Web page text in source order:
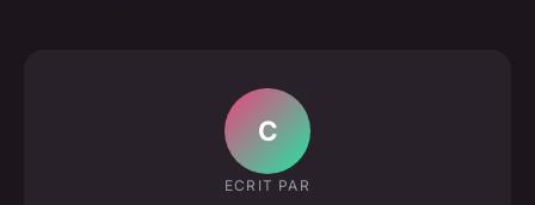
C
ECRIT PAR